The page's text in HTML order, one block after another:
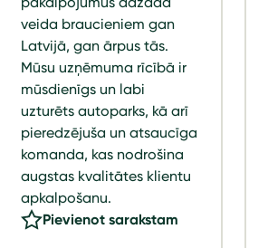
veida braucieniem gan
Latvijā, gan ārpus tās.
Mūsu uzņēmuma rīcībā ir
mūsdienīgs un labi
uzturēts autoparks, kā arī
pieredzējuša un atsaucīga
komanda, kas nodrošina
augstas kvalitātes klientu
apkalpošanu.
Pievienot sarakstam